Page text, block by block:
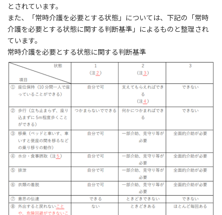
とされています。
また、「常時介護を必要とする状態」については、下記の「常時
介護を必要とする状態に関する判断基準」によるものと整理され
ています。
常時介護を必要とする状態に関する判断基準